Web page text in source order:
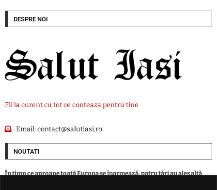
DESPRE NOI
Fii la curent cu tot ce conteaza pentru tine
Email:contact@salutiasi.ro
NOUTATI
În timp ce aproape toată Europa se înarmează, patru ţări au ales altă